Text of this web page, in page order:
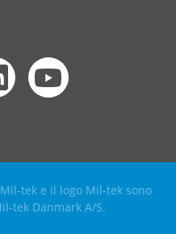
tek e il logo Mil-tek sono
tek Danmark A/S.